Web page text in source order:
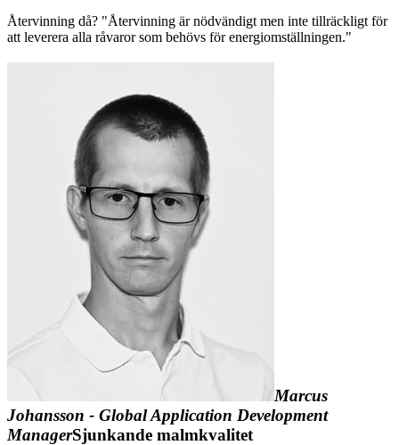
Återvinning då? "Återvinning är nödvändigt men inte tillräckligt för
att leverera alla råvaror som behövs för energiomställningen."
Marcus
Johansson - Global Application Development
ManagerSjunkande malmkvalitet